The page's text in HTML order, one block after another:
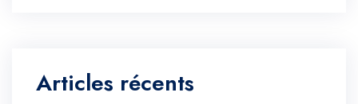
Articles récents